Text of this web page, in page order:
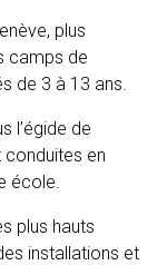
plus
camps de
de 3 à 13 ans.
l’égide de
conduites en
école.
plus hauts
installations et